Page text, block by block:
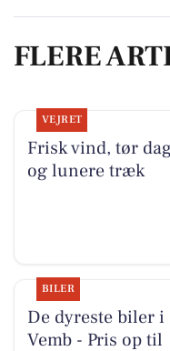
FLERE
VEJRET
Frisk vind, tør
og lunere træk
BILER
De dyreste biler i
Vemb - Pris op til